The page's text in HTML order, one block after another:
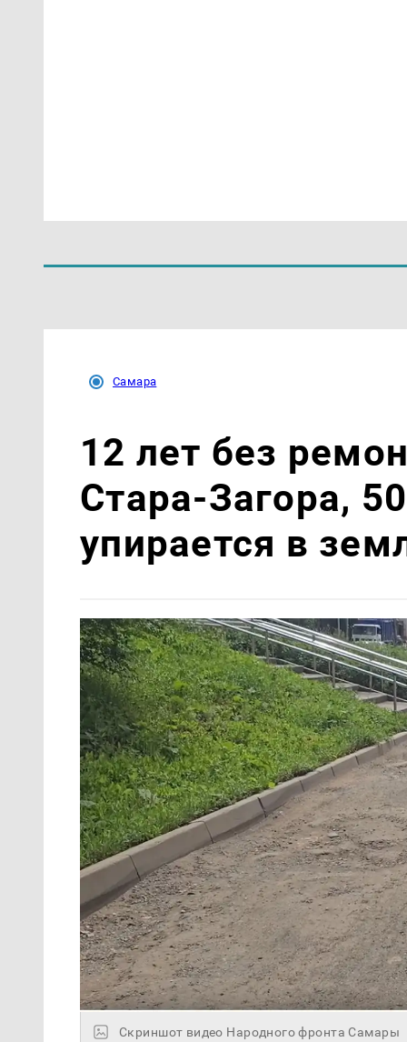
Самара
12 лет без
Стара-Загора,
упирается в
Скриншот видео Народного фронта Самары